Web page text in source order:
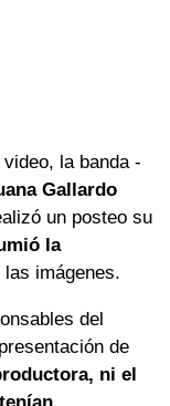
la banda -
Gallardo
un posteo su
la
imágenes.
del
de
ni el